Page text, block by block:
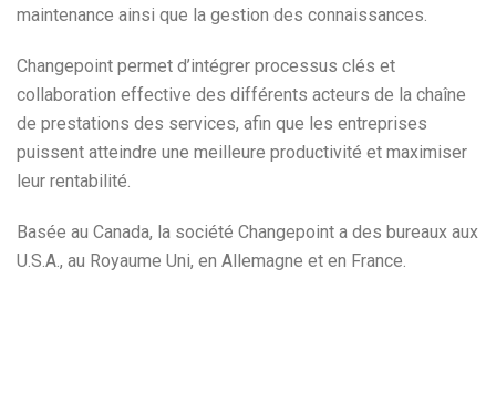
maintenance ainsi que la gestion des connaissances.
Changepoint permet d’intégrer processus clés et
collaboration effective des différents acteurs de la chaîne
de prestations des services, afin que les entreprises
puissent atteindre une meilleure productivité et maximiser
leur rentabilité.
Basée au Canada, la société Changepoint a des bureaux aux
U.S.A., au Royaume Uni, en Allemagne et en France.